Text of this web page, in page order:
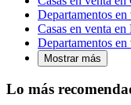
Departamentos
Casas en venta
Departamentos
Mostrar más
Lo más